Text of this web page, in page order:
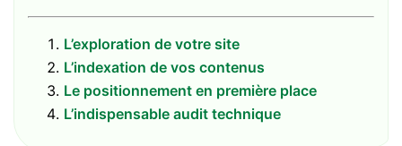
L’exploration de votre site
L’indexation de vos contenus
Le positionnement en première place
L’indispensable audit technique